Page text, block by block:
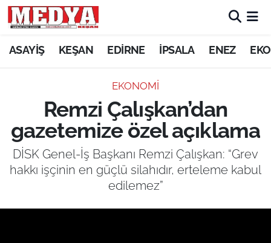
ASAYİŞ KEŞAN EDİRNE İPSALA ENEZ
EKONOMİ
Remzi Çalışkan’dan
gazetemize özel açıklama
DİSK Genel-İş Başkanı Remzi Çalışkan: “Grev
hakkı işçinin en güçlü silahıdır, erteleme kabul
edilemez”
KEŞAN
ASAYİŞ
SİYASET
GÜNDEM